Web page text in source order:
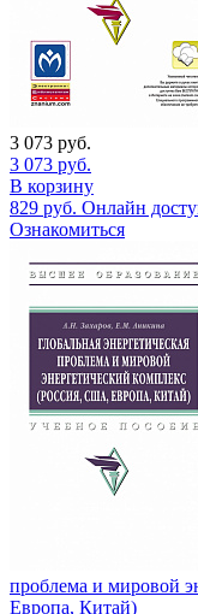
3 073 руб.
3 073 руб.
В корзину
829 руб. Онлайн
Ознакомиться
проблема и мировой
Европа, Китай)